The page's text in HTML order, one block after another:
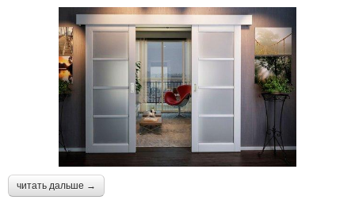
читать дальше →